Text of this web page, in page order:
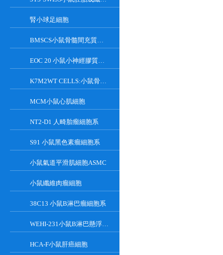
腎小球足細胞
BMSCS小鼠骨髓間充質干細胞
EOC 20 小鼠小神經膠質細胞系
K7M2WT CELLS:小鼠骨肉瘤成骨細胞系
MCM小鼠心肌細胞
NT2-D1 人畸胎瘤細胞系
S91 小鼠黑色素瘤細胞系
小鼠氣道平滑肌細胞ASMC
小鼠纖維肉瘤細胞
38C13 小鼠B淋巴瘤細胞系
WEHI-231小鼠B淋巴懸浮細胞系
HCA-F小鼠肝癌細胞